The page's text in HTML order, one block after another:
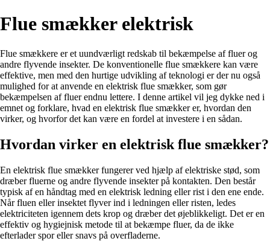
Flue smækker elektrisk
Flue smækkere er et uundværligt redskab til bekæmpelse af fluer og
andre flyvende insekter. De konventionelle flue smækkere kan være
effektive, men med den hurtige udvikling af teknologi er der nu også
mulighed for at anvende en elektrisk flue smækker, som gør
bekæmpelsen af fluer endnu lettere. I denne artikel vil jeg dykke ned i
emnet og forklare, hvad en elektrisk flue smækker er, hvordan den
virker, og hvorfor det kan være en fordel at investere i en sådan.
Hvordan virker en elektrisk flue smækker?
En elektrisk flue smækker fungerer ved hjælp af elektriske stød, som
dræber fluerne og andre flyvende insekter på kontakten. Den består
typisk af en håndtag med en elektrisk ledning eller rist i den ene ende.
Når fluen eller insektet flyver ind i ledningen eller risten, ledes
elektriciteten igennem dets krop og dræber det øjeblikkeligt. Det er en
effektiv og hygiejnisk metode til at bekæmpe fluer, da de ikke
efterlader spor eller snavs på overfladerne.